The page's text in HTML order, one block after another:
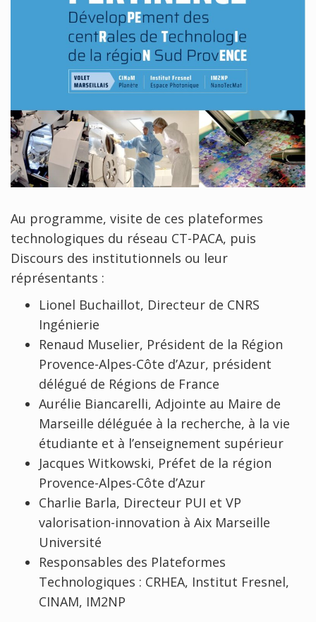
Au programme, visite de ces plateformes
technologiques du réseau CT-PACA, puis
Discours des institutionnels ou leur
réprésentants :
Lionel Buchaillot, Directeur de CNRS
Ingénierie
Renaud Muselier, Président de la Région
Provence-Alpes-Côte d’Azur, président
délégué de Régions de France
Aurélie Biancarelli, Adjointe au Maire de
Marseille déléguée à la recherche, à la vie
étudiante et à l’enseignement supérieur
Jacques Witkowski, Préfet de la région
Provence-Alpes-Côte d’Azur
Charlie Barla, Directeur PUI et VP
valorisation-innovation à Aix Marseille
Université
Responsables des Plateformes
Technologiques : CRHEA, Institut Fresnel,
CINAM, IM2NP